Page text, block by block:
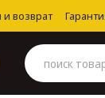
возврат